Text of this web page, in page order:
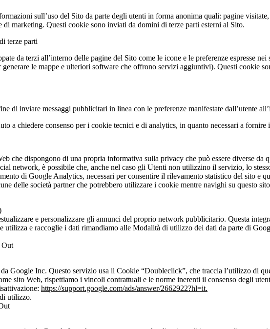
sull’uso del Sito da parte degli utenti in forma anonima quali: pagine
di marketing. Questi cookie sono inviati da domini di terze parti esterni al Sito.
terze parti
da terzi all’interno delle pagine del Sito come le icone e le preferenze espresse
le mappe e ulteriori software che offrono servizi aggiuntivi). Questi cookie
di inviare messaggi pubblicitari in linea con le preferenze manifestate dall’utente
a chiedere consenso per i cookie tecnici e di analytics, in quanto necessari a fornire
che dispongono di una propria informativa sulla privacy che può essere diverse da
network, è possibile che, anche nel caso gli Utenti non utilizzino il servizio, lo
di Google Analytics, necessari per consentire il rilevamento statistico del sito e
delle società partner che potrebbero utilizzare i cookie mentre navighi su questo
e personalizzare gli annunci del proprio network pubblicitario. Questa
e raccoglie i dati rimandiamo alle Modalità di utilizzo dei dati da parte di
Out
Google Inc. Questo servizio usa il Cookie “Doubleclick”, che traccia l’utilizzo di
sito Web, rispettiamo i vincoli contrattuali e le norme inerenti il consenso degli
https://support.google.com/ads/answer/2662922?hl=it.
utilizzo.